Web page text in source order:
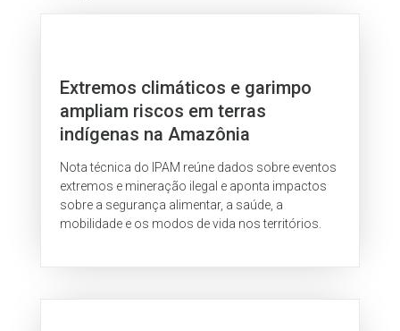
Extremos climáticos e garimpo
ampliam riscos em terras
indígenas na Amazônia
Nota técnica do IPAM reúne dados sobre eventos
extremos e mineração ilegal e aponta impactos
sobre a segurança alimentar, a saúde, a
mobilidade e os modos de vida nos territórios.